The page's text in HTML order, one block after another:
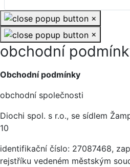
×
×
obchodní
Základní údaje
Obchodní podmínky
obchodní společnosti
Diochi spol. s r.o., se sídlem
10
identifikační číslo: 27087468,
rejstříku vedeném městským